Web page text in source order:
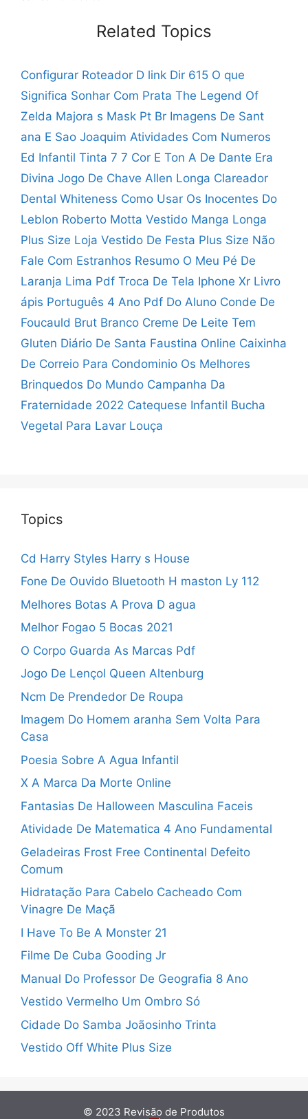
Related Topics
Configurar Roteador D link Dir 615 O que
Significa Sonhar Com Prata The Legend Of
Zelda Majora s Mask Pt Br Imagens De Sant
ana E Sao Joaquim Atividades Com Numeros
Ed Infantil Tinta 7 7 Cor E Ton A De Dante Era
Divina Jogo De Chave Allen Longa Clareador
Dental Whiteness Como Usar Os Inocentes Do
Leblon Roberto Motta Vestido Manga Longa
Plus Size Loja Vestido De Festa Plus Size Não
Fale Com Estranhos Resumo O Meu Pé De
Laranja Lima Pdf Troca De Tela Iphone Xr Livro
ápis Português 4 Ano Pdf Do Aluno Conde De
Foucauld Brut Branco Creme De Leite Tem
Gluten Diário De Santa Faustina Online Caixinha
De Correio Para Condominio Os Melhores
Brinquedos Do Mundo Campanha Da
Fraternidade 2022 Catequese Infantil Bucha
Vegetal Para Lavar Louça
Topics
Cd Harry Styles Harry s House
Fone De Ouvido Bluetooth H maston Ly 112
Melhores Botas A Prova D agua
Melhor Fogao 5 Bocas 2021
O Corpo Guarda As Marcas Pdf
Jogo De Lençol Queen Altenburg
Ncm De Prendedor De Roupa
Imagem Do Homem aranha Sem Volta Para
Casa
Poesia Sobre A Agua Infantil
X A Marca Da Morte Online
Fantasias De Halloween Masculina Faceis
Atividade De Matematica 4 Ano Fundamental
Geladeiras Frost Free Continental Defeito
Comum
Hidratação Para Cabelo Cacheado Com
Vinagre De Maçã
I Have To Be A Monster 21
Filme De Cuba Gooding Jr
Manual Do Professor De Geografia 8 Ano
Vestido Vermelho Um Ombro Só
Cidade Do Samba Joãosinho Trinta
Vestido Off White Plus Size
© 2023 Revisão de Produtos